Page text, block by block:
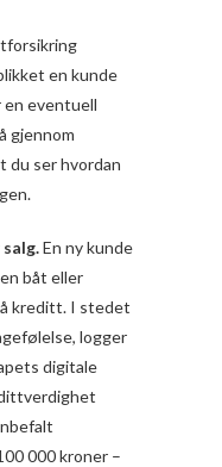
en kunde
eventuell
gjennom
du ser hvordan
En ny kunde
båt eller
kreditt. I stedet
logger
digitale
000 kroner –